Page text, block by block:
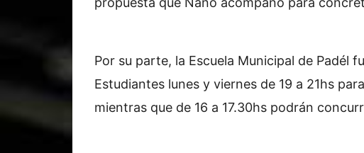
Por su parte, la Escuela Municipal de Padél
Estudiantes lunes y viernes de 19 a 21hs
mientras que de 16 a 17.30hs podrán